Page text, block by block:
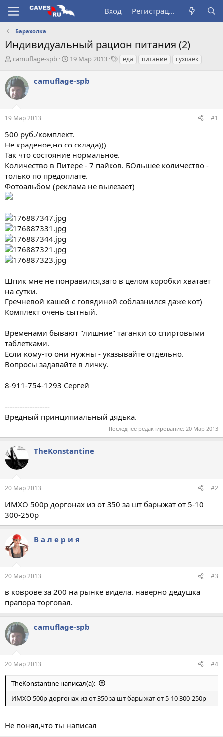
Вход Регистрация
Барахолка
Индивидуальный рацион питания (2)
А
т
о
р
е
м
ы
camuflage-spb
Д
а
ч
а
19 Мар 2013
Теда питание сухпаёк
camuflage-spb
19 Мар 2013 #1
500 руб./комплект.
Не краденое,но со склада)))
Так что состояние нормальное.
Количество в Питере - 7 пайков. БОльшее количество -
только по предоплате.
Фотоальбом (реклама не вылезает)
Шпик мне не понравился,зато в целом коробки хватает
на сутки.
Гречневой кашей с говядиной соблазнился даже кот)
Комплект очень сытный.
Временами бывают "лишние" таганки со спиртовыми
таблетками.
Если кому-то они нужны - указывайте отдельно.
Вопросы задавайте в личку.
8-911-754-1293 Сергей
------------------
Вредный принципиальный дядька.
Последнее редактирование: 20 Мар 2013
TheKonstantine
20 Мар 2013 #2
ИМХО 500р доргонах из от 350 за шт барыжат от 5-10
300-250р
В а л е р и я
20 Мар 2013 #3
в коврове за 200 на рынке видела. наверно дедушка
прапора торговал.
camuflage-spb
20 Мар 2013 #4
TheKonstantine написал(а):
ИМХО 500р доргонах из от 350 за шт барыжат от 5-10 300-250р
Не понял,что ты написал